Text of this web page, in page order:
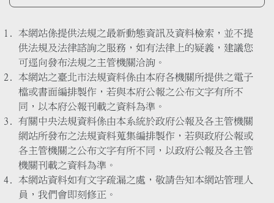
本網站係提供法規之最新動態資訊及資料檢索，並不提
供法規及法律諮詢之服務，如有法律上的疑義，建議您
可逕向發布法規之主管機關洽詢。
本網站之臺北市法規資料係由本府各機關所提供之電子
檔或書面編排製作，若與本府公報之公布文字有所不
同，以本府公報刊載之資料為準。
有關中央法規資料係由本系統於政府公報及各主管機關
網站所發布之法規資料蒐集編排製作，若與政府公報或
各主管機關之公布文字有所不同，以政府公報及各主管
機關刊載之資料為準。
本網站資料如有文字疏漏之處，敬請告知本網站管理人
員，我們會即刻修正。